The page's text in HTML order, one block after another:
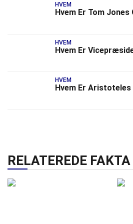
HVEM
Hvem Er Tom Jones
HVEM
Hvem Er
HVEM
Hvem Er Aristoteles
RELATEREDE FAKTA